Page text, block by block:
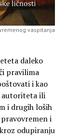
vaspitanja
daleko
pravilima
i kao
autoriteta ili
i drugih loših
i
odupiranju